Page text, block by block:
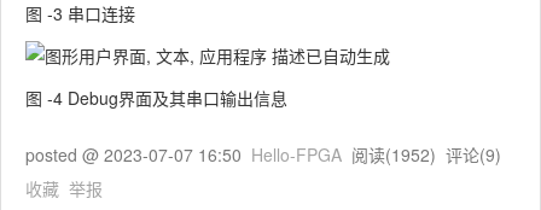
图 ‑3 串口连接
图 ‑4 Debug界面及其串口输出信息
posted @ 2023-07-07 16:50 Hello-FPGA 阅读(1952) 评论(9)
收藏 举报